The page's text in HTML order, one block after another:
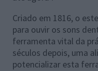
Criado em 1816, o
para ouvir os sons
ferramenta vital da
séculos depois, uma
potencializar esta